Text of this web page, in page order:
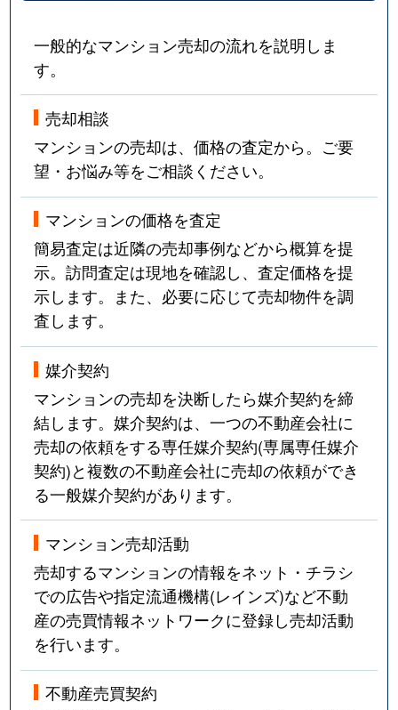
一般的なマンション売却の流れを説明しま
す。
売却相談
マンションの売却は、価格の査定から。ご要
望・お悩み等をご相談ください。
マンションの価格を査定
簡易査定は近隣の売却事例などから概算を提
示。訪問査定は現地を確認し、査定価格を提
示します。また、必要に応じて売却物件を調
査します。
媒介契約
マンションの売却を決断したら媒介契約を締
結します。媒介契約は、一つの不動産会社に
売却の依頼をする専任媒介契約(専属専任媒介
契約)と複数の不動産会社に売却の依頼ができ
る一般媒介契約があります。
マンション売却活動
売却するマンションの情報をネット・チラシ
での広告や指定流通機構(レインズ)など不動
産の売買情報ネットワークに登録し売却活動
を行います。
不動産売買契約